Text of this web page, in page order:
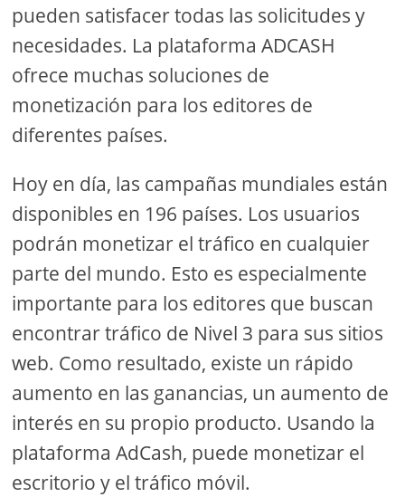
pueden satisfacer todas las solicitudes y
necesidades. La plataforma ADCASH
ofrece muchas soluciones de
monetización para los editores de
diferentes países.
Hoy en día, las campañas mundiales están
disponibles en 196 países. Los usuarios
podrán monetizar el tráfico en cualquier
parte del mundo. Esto es especialmente
importante para los editores que buscan
encontrar tráfico de Nivel 3 para sus sitios
web. Como resultado, existe un rápido
aumento en las ganancias, un aumento de
interés en su propio producto. Usando la
plataforma AdCash, puede monetizar el
escritorio y el tráfico móvil.